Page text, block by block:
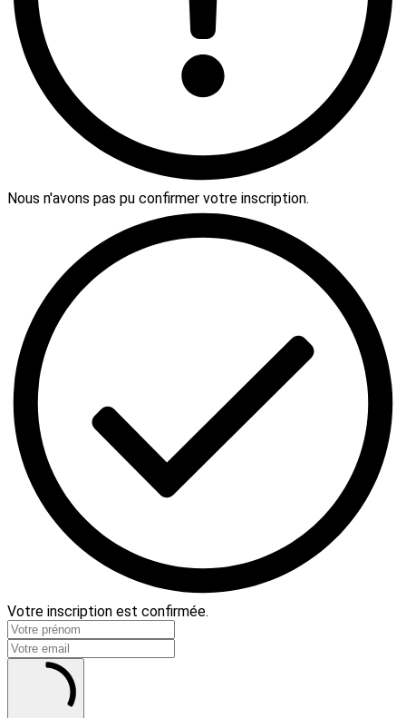
Nous n'avons pas pu confirmer votre inscription.
Votre inscription est confirmée.